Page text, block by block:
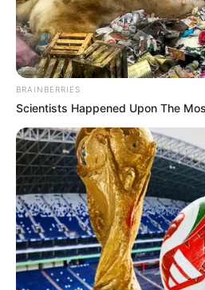
BRAINBERRIES
Scientists Happened Upon The